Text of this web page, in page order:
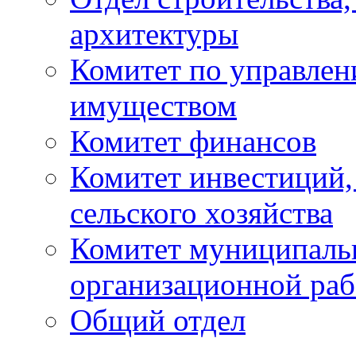
архитектуры
Комитет по
имуществом
Комитет финансов
Комитет
сельского хозяйства
Комитет
организационной
Общий отдел